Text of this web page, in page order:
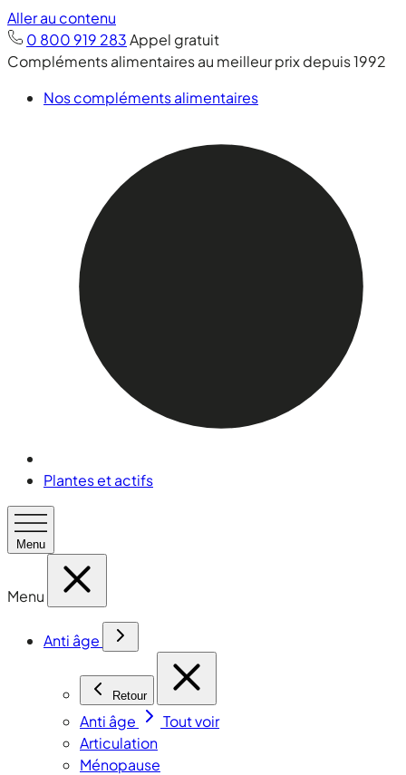
Aller au contenu
0 800 919 283Appel gratuit
Compléments alimentaires au meilleur prix depuis 1992
Nos compléments alimentaires
Plantes et actifs
Menu
Menu
Anti âge
Retour
Anti âge
Tout voir
Articulation
Ménopause